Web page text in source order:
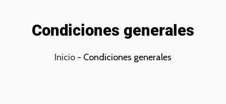
Condiciones generales
Inicio - Condiciones generales